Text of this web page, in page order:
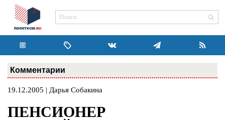
Комментарии
19.12.2005 | Дарья Собакина
ПЕНСИОНЕР